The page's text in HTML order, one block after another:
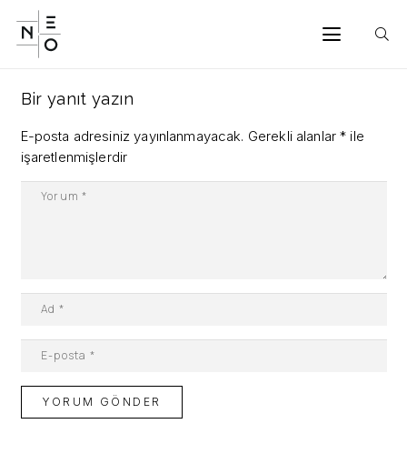
Bir yanıt yazın
E-posta adresiniz yayınlanmayacak. Gerekli alanlar* ile
işaretlenmişlerdir
YORUM GÖNDER